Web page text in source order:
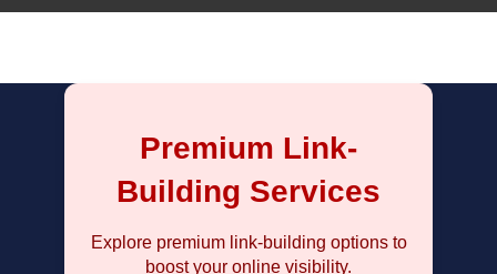
Premium Link-
Building Services
Explore premium link-building options to
boost your online visibility.